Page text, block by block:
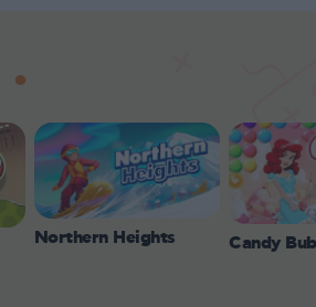
Northern Heights Candy